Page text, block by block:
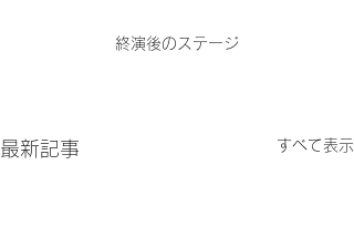
終演後のステージ
最新記事 すべて表示